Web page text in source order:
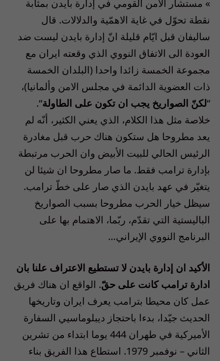
» مستشار الامن القومي في إدارة بايدن بمثابة
نقطة تحوّل في غاية الاهمّية والدلالات. قال
ساليفان قبل ايّام قليلة انّ إدارة بايدن ليست ضد
العودة الى الاتفاق النووي الذي وقعته ايران مع
مجموعة الخمسة زائدا واحدا (البلدان الخمسة
ذات العضوية الدائمة في مجلس الامن وألمانيا)،
“لكنّ الصواريخ يجب ان تكون على الطاولة“.
خلاصة مثل هذا الكلام، الذي يعني الكثير، أنّه لم
يعد مطروحا هل ستكون هناك حرب قبل مغادرة
الرئيس الحالي للبيت الأبيض وان الحرب مرتبطة
بإدارة ترامب فقط. ما صار مطروحا ان شيئا لن
يتغيّر في عهد بايدن الذي صار على خطّ ترامب.
سيظل خيار الحرب مطروحا بسبب الصواريخ
الباليستية التي تقدّم، ربّما، الاهتمام بها على
البرنامج النووي الإيراني…
الأكيد ان إدارة بايدن لا تستطيع الاعتراف علنا بان
ادارة ترامب كانت على حقّ. الواقع ان هناك فريق
عمل كان محيطا بترامب يعرف ايران وتاريخها
الحديث جيّدا، بدءا باحتجاز ديبلوماسيي السفارة
الأميركية في طهران 444 يوما ابتداء من تشرين
الثاني – نوفمبر 1979. استطاع هذا الفريق بناء